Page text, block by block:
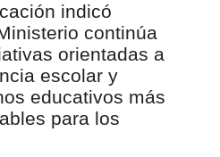
indicó
continúa
orientadas a
escolar y
educativos más
para los